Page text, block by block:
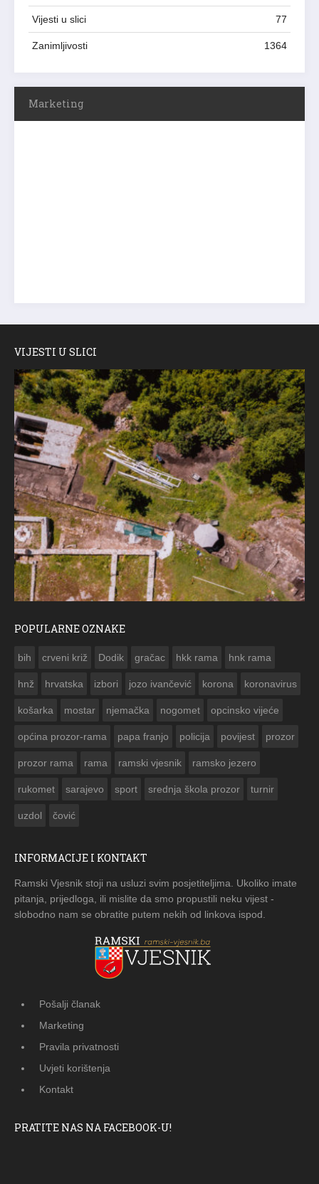
Vijesti u slici 77
Zanimljivosti 1364
Marketing
VIJESTI U SLICI
POPULARNE OZNAKE
bih crveni križ Dodik gračac hkk rama hnk rama
hnž hrvatska izbori jozo ivančević korona koronavirus
košarka mostar njemačka nogomet opcinsko vijeće
općina prozor-rama papa franjo policija povijest prozor
prozor rama rama ramski vjesnik ramsko jezero
rukomet sarajevo sport srednja škola prozor turnir
uzdol čović
INFORMACIJE I KONTAKT
Ramski Vjesnik stoji na usluzi svim posjetiteljima. Ukoliko imate
pitanja, prijedloga, ili mislite da smo propustili neku vijest -
slobodno nam se obratite putem nekih od linkova ispod.
Pošalji članak
Marketing
Pravila privatnosti
Uvjeti korištenja
Kontakt
PRATITE NAS NA FACEBOOK-U!